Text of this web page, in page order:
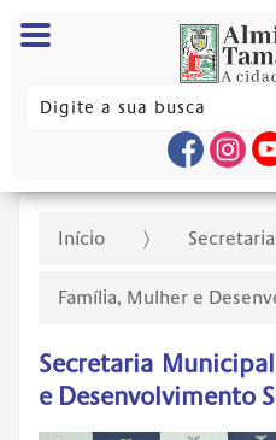
Início
Família, Mulher e
Secretaria
e Desenvolvimento